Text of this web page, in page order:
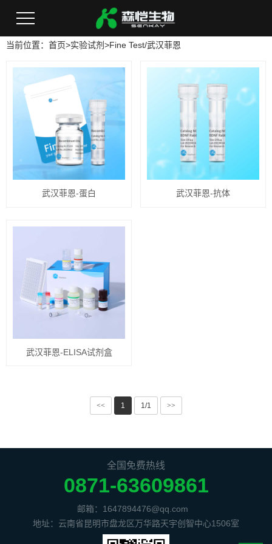
当前位置： 首页>实验试剂>Fine Test/武汉菲恩
武汉菲恩-蛋白 武汉菲恩-抗体
武汉菲恩-ELISA试剂盒
<< 1 1/1 >>
全国免费热线
0871-63609861
邮箱：1647894476@qq.com
地址：云南省昆明市盘龙区万华路天宇创智中心1506室